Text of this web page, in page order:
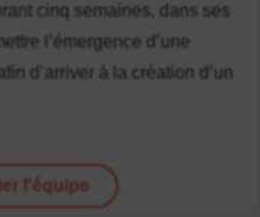
cinq semaines, dans ses
l’émergence d’une
d’arriver à la création d’un
l'équipe